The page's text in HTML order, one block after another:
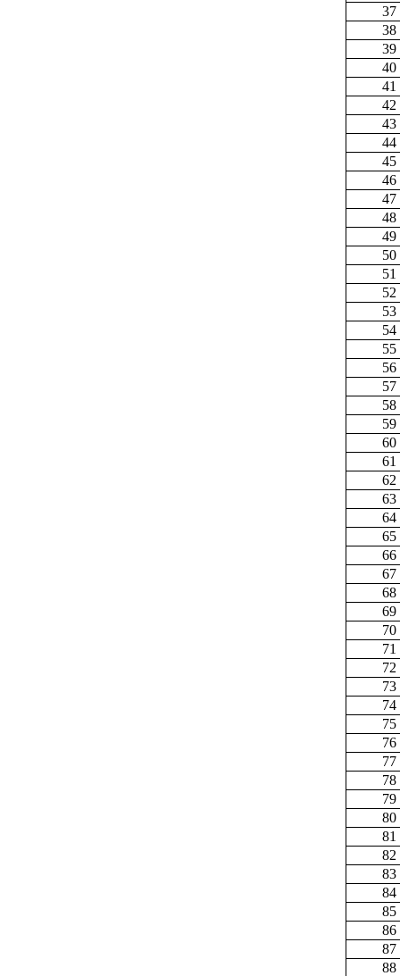
37
38
39
40
41
42
43
44
45
46
47
48
49
50
51
52
53
54
55
56
57
58
59
60
61
62
63
64
65
66
67
68
69
70
71
72
73
74
75
76
77
78
79
80
81
82
83
84
85
86
87
88